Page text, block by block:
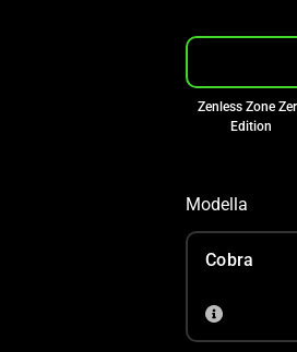
Zenless Zone
Edition
Modella
Cobra